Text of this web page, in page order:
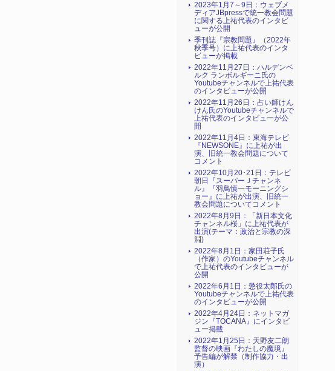
2023年1月7～9日：ウェブメ
ディアJBpressで統一教会問題
に関する上祐代表のインタビ
ューが公開
季刊誌『宗教問題』（2022年
秋季号）に上祐代表のインタ
ビューが掲載
2022年11月27日：ハルデンベ
ルク ランボルギーニ氏の
Youtubeチャンネルで上祐代表
のインタビューが公開
2022年11月26日：占い師けん
けん氏のYoutubeチャンネルで
上祐代表のインタビューが公
開
2022年11月4日：東海テレビ
『NEWSONE』に上祐が出
演、旧統一教会問題について
コメント
2022年10月20･21日：テレビ
朝日『スーパーＪチャンネ
ル』『羽鳥慎一モーニングシ
ョー』に上祐が出演、旧統一
教会問題についてコメント
2022年8月9日：「新日本文化
チャンネル桜」に上祐代表が
出演(テーマ：政治と宗教の深
淵)
2022年8月1日：家田荘子氏
（作家）のYoutubeチャンネル
で上祐代表のインタビューが
公開
2022年6月1日：懲役太郎氏の
Youtubeチャンネルで上祐代表
のインタビューが公開
2022年4月24日：ネットマガ
ジン『TOCANA』にインタビ
ュー掲載
2022年1月25日：天野友二朗
監督の映画『わたしの魔境』
予告編が解禁（制作協力・出
演）